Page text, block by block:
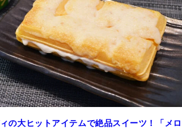
の大ヒットアイテムで絶品スイーツ！「メロ